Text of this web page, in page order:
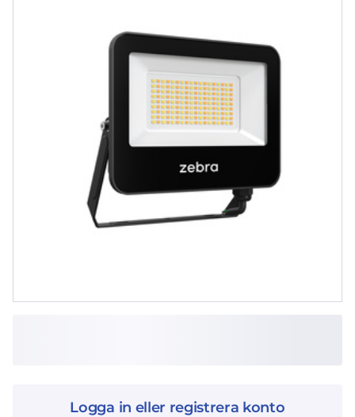
Logga in eller registrera konto